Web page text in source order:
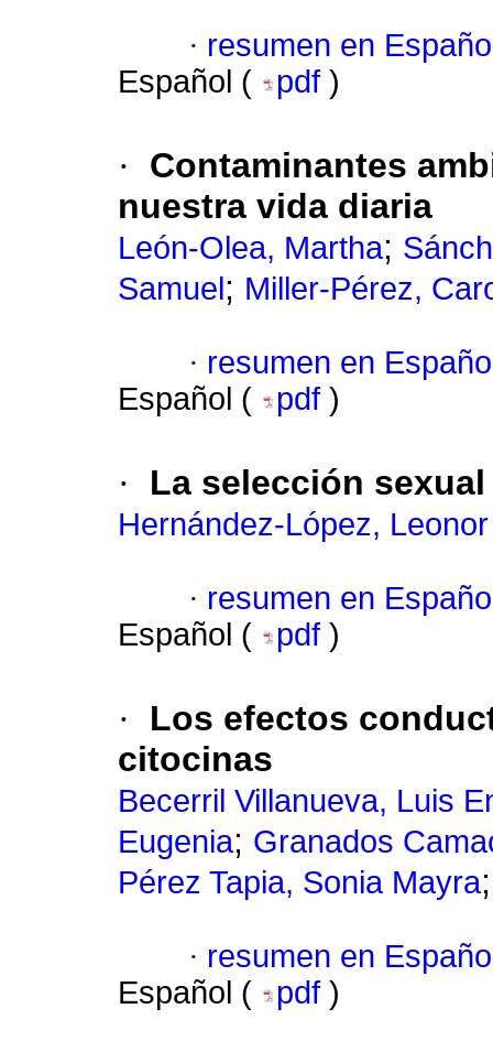
· resumen en
Español (
pdf )
·
Contaminantes
nuestra vida diaria
León-Olea, Martha;
Samuel ; Miller-Pérez,
· resumen en
Español (
pdf )
· La selección
Hernández-López,
· resumen en
Español (
pdf )
·
Los efectos
citocinas
Becerril Villanueva, Luis
Eugenia; Granados
Pérez Tapia, Sonia Mayra
· resumen en
Español (
pdf )